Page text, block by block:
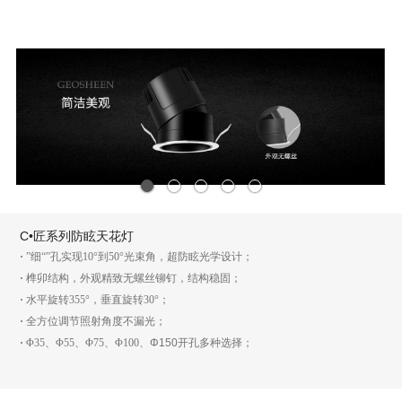
C•匠系列防眩天花灯
·”细“”孔实现10°到50°光束角，超防眩光学设计；
·榫卯结构，外观精致无螺丝铆钉，结构稳固；
·水平旋转355°，垂直旋转30°；
·全方位调节照射角度不漏光；
·Φ35、Φ55、Φ75、Φ100、Φ150开孔多种选择；